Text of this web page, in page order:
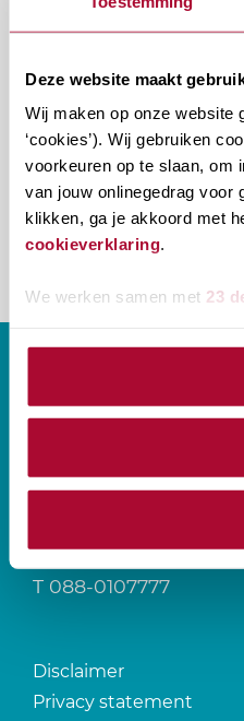
Deze website maakt
Wij maken op onze website
‘cookies’). Wij gebruiken
voorkeuren op te slaan, om
van jouw onlinegedrag voor
klikken, ga je akkoord met
cookieverklaring.
We werken samen met 23
E-mailadres*
naam@bedrijf.nl
zou
willen
ontvangen?
2595 BM Den Haag
T 088-0107777
Disclaimer
Privacy statement